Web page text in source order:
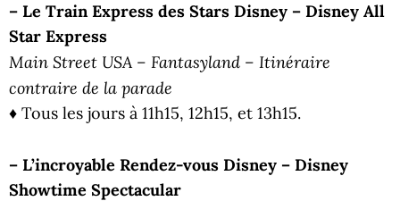
– Le Train Express des Stars Disney – Disney All
Star Express
Main Street USA – Fantasyland – Itinéraire
contraire de la parade
♦ Tous les jours à 11h15, 12h15, et 13h15.
– L’incroyable Rendez-vous Disney – Disney
Showtime Spectacular